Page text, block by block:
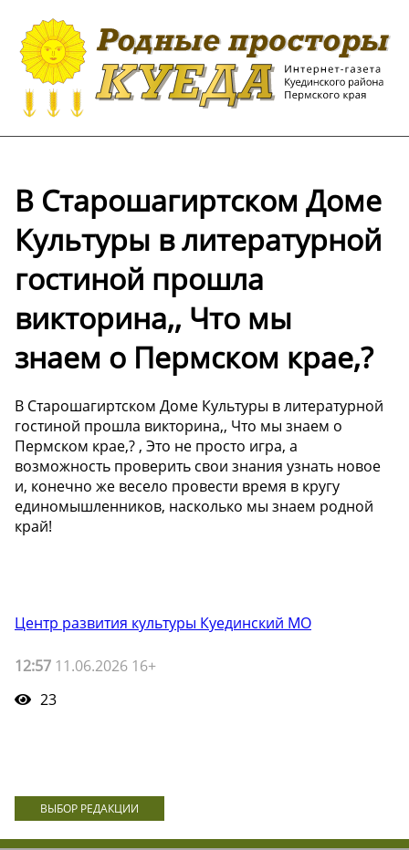
В Старошагиртском Доме
Культуры в литературной
гостиной прошла
викторина,, Что мы
знаем о Пермском крае,?
В Старошагиртском Доме Культуры в литературной
гостиной прошла викторина,, Что мы знаем о
Пермском крае,? , Это не просто игра, а
возможность проверить свои знания узнать новое
и, конечно же весело провести время в кругу
единомышленников, насколько мы знаем родной
край!
Центр развития культуры Куединский МО
12:57 11.06.2026 16+
23
ВЫБОР РЕДАКЦИИ